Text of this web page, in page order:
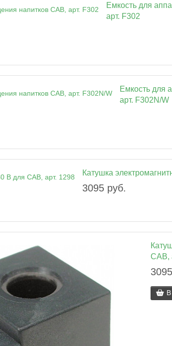
Емкость для
арт. F302
Емкость для
арт. F302N/W
Катушка
3095 руб.
CAB,
В